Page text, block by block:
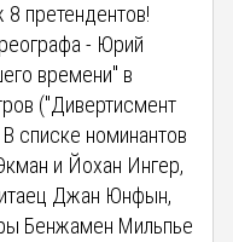
претендентов!
- Юрий
времени" в
("Дивертисмент
списке номинантов
и Йохан Ингер,
Джан Юнфын,
Бенжамен Мильпье